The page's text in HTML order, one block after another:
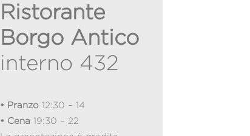
Ristorante
Borgo Antico
interno 432
• Pranzo 12:30 – 14
• Cena 19:30 – 22